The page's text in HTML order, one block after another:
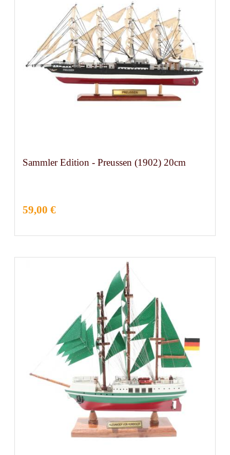
Sammler Edition - Preussen (1902) 20cm
59,00 €